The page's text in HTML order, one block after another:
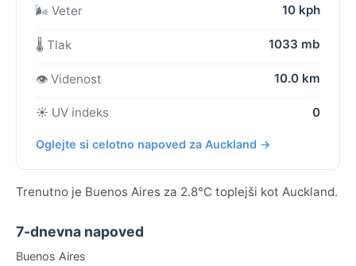
🌬️ Veter
10 kph
🌡️ Tlak 1033 mb
👁️ Videnost 10.0 km
☀️ UV indeks 0
Oglejte si celotno napoved za Auckland →
Trenutno je Buenos Aires za 2.8°C toplejši kot Auckland.
7-dnevna napoved
Buenos Aires